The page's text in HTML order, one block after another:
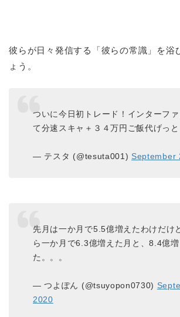
彼らが日々発信する「彼らの常識」を浴
ょう。
ついに今日初トレード！インターフ
て分速スキャ＋３４万円ご飯代げっと
— テスタ (@tesuta001) September
先月は一か月で5.5億増えたわけだけ
ら一か月で6.3億増えた月と、8.4億
た。。。
— つよぽん (@tsuyopon0730)
2020